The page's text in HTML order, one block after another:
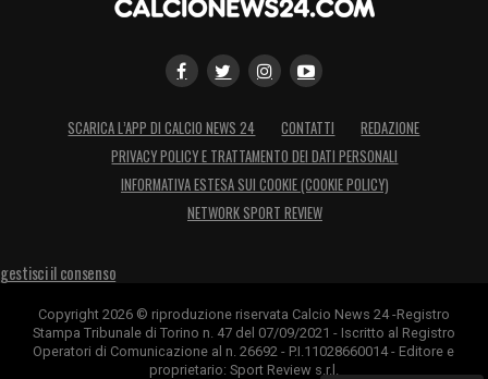
SCARICA L’APP DI CALCIO NEWS 24 CONTATTI
REDAZIONE
PRIVACY POLICY E TRATTAMENTO DEI DATI PERSONALI
INFORMATIVA ESTESA SUI COOKIE (COOKIE POLICY)
NETWORK SPORT REVIEW
gestisci il consenso
Copyright 2026 © riproduzione riservata Calcio News 24 -Registro
Stampa Tribunale di Torino n. 47 del 07/09/2021 - Iscritto al Registro
Operatori di Comunicazione al n. 26692 - P.I.11028660014 - Editore e
proprietario: Sport Review s.r.l.